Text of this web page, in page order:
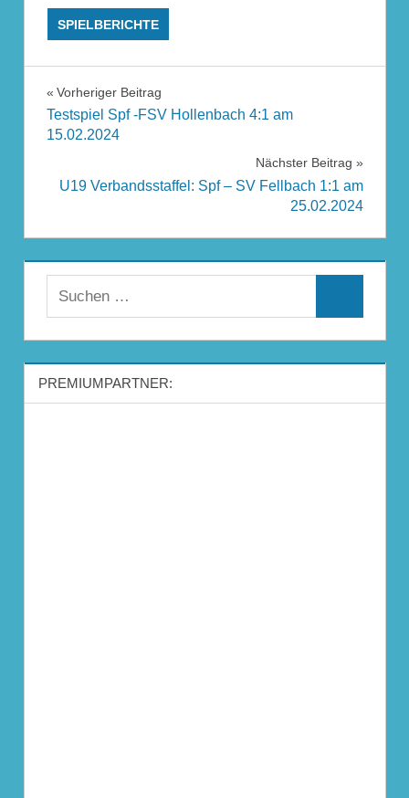
SPIELBERICHTE
Beitragsnavigation
Vorheriger Beitrag
Testspiel Spf -FSV Hollenbach 4:1 am
15.02.2024
Nächster Beitrag
U19 Verbandsstaffel: Spf – SV Fellbach 1:1 am
25.02.2024
PREMIUMPARTNER: